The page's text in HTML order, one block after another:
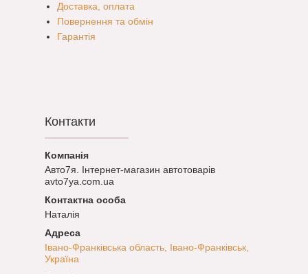
Доставка, оплата
Повернення та обмін
Гарантія
Контакти
Авто7я. Інтернет-магазин автотоварів
avto7ya.com.ua
Наталія
Івано-Франківська область, Івано-Франківськ,
Україна